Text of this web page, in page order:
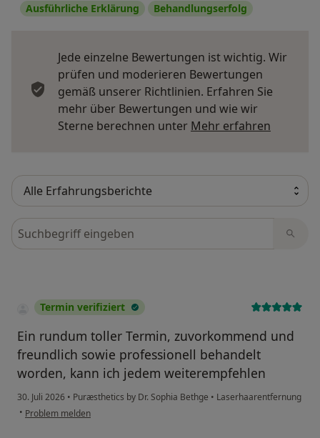
Ausführliche Erklärung
Behandlungserfolg
Jede einzelne Bewertungen ist wichtig. Wir
prüfen und moderieren Bewertungen
gemäß unserer Richtlinien. Erfahren Sie
mehr über Bewertungen und wie wir
Sterne berechnen unter Mehr erfahren
Bewertungen durchsuchen
Termin verifiziert
Ein rundum toller Termin, zuvorkommend und
freundlich sowie professionell behandelt
worden, kann ich jedem weiterempfehlen
30. Juli 2026 • Puræsthetics by Dr. Sophia Bethge • Laserhaarentfernung
• Problem melden